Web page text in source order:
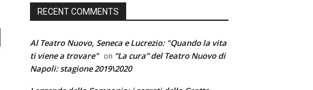
RECENT COMMENTS
Al Teatro Nuovo, Seneca e Lucrezio: "Quando la vita
ti viene a trovare" on “La cura” del Teatro Nuovo di
Napoli: stagione 2019\2020